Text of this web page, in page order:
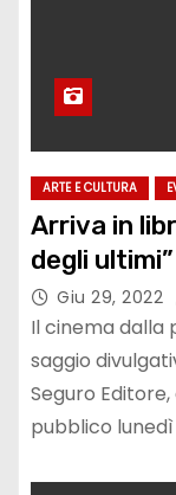
ARTE E CULTURA
Arriva in
degli ultimi”
Giu 29, 2022
Il cinema dalla
saggio
Seguro
pubblico